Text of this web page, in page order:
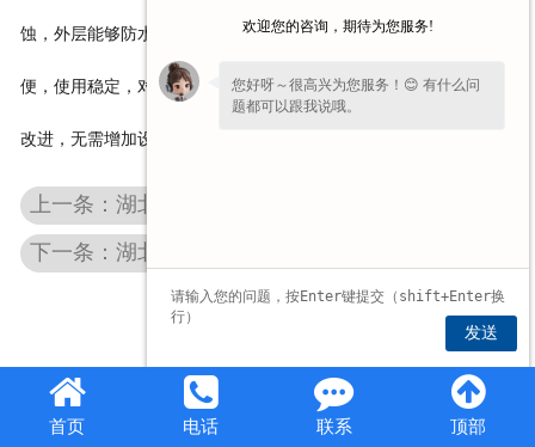
蚀，外层能够防水、防锈，封头使用寿命延长3-5倍，封头连接方
便，使用稳定，对环境减少污染，而且可以在现有的生产厂家进行
改进，无需增加设备，经济实用，推广性强，适合大规模生产。
上一条：湖北标准锥形封头
下一条：湖北锥形封头
首页 电话 联系 顶部
欢迎您的咨询，期待为您服务!
您好呀～很高兴为您服务！😊 有什么问
题都可以跟我说哦。
发送